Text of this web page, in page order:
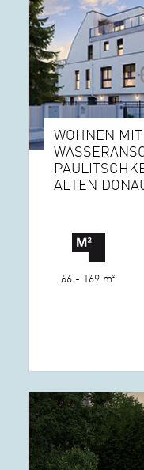
WOHNEN MIT
ALTEN
66 - 169 m²